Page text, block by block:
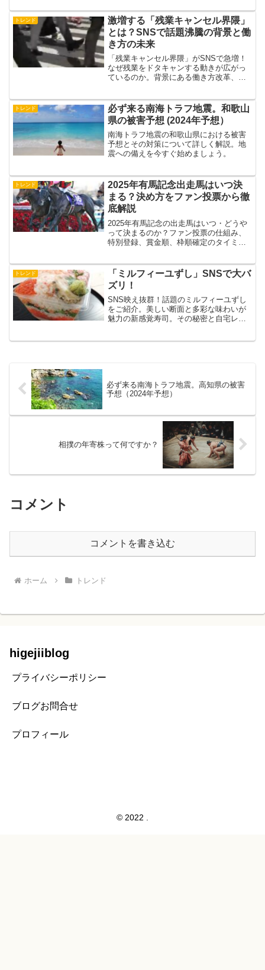
トレンド
激増する「残業キャンセル界隈」
とは？SNSで話題沸騰の背景と働
き方の未来
「残業キャンセル界隈」がSNSで急増！
なぜ残業をドタキャンする動きが広がっ
ているのか。背景にある働き方改革、若
けます。
トレンド
必ず来る南海トラフ地震。和歌山
県の被害予想 (2024年予想）
南海トラフ地震の和歌山県における被害
予想とその対策について詳しく解説。地
震への備えを今すぐ始めましょう。
トレンド
2025年有馬記念出走馬はいつ決
まる？決め方をファン投票から徹
底解説
2025年有馬記念の出走馬はいつ・どうや
って決まるのか？ファン投票の仕組み、
特別登録、賞金順、枠順確定のタイミン
トレンド
「ミルフィーユずし」SNSで大バ
ズリ！
SNS映え抜群！話題のミルフィーユずし
をご紹介。美しい断面と多彩な味わいが
魅力の新感覚寿司。その秘密と自宅レシ
必ず来る南海トラフ地震。高知県の被害
予想（2024年予想）
相撲の年寄株って何ですか？
コメント
コメントを書き込む
ホーム トレンド
higejiiblog
プライバシーポリシー
ブログお問合せ
プロフィール
© 2022 .